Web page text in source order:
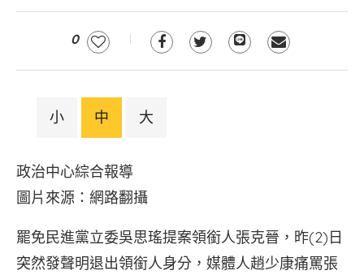
0
小 中 大
政治中心綜合報導
圖片來源：網路翻攝
罷免民進黨立委吳思瑤提案領銜人張克晉，昨(2)日
突然發聲明退出領銜人身分，媒體人趙少康痛罵張